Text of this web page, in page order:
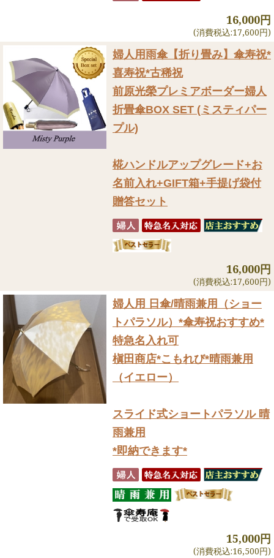
16,000円
(消費税込:17,600円)
婦人用雨傘【折り畳み】 傘寿祝*
喜寿祝*古稀祝
前原光榮プレミアボーダー婦人
折畳傘BOX SET (ミスティパー
プル)
椛ハンドルアップグレード+お
名前入れ+GIFT箱+手提げ袋付
贈答セット
16,000円
(消費税込:17,600円)
婦人用 日傘/晴雨兼用（ショー
トパラソル） *傘寿祝おすすめ*
特急名入れ可
槇田商店*こもれび*晴雨兼用
（イエロー）
スライド式ショートパラソル 晴
雨兼用
*即納できます*
15,000円
(消費税込:16,500円)